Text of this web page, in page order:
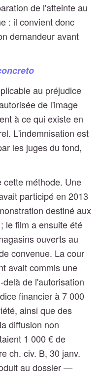
de l'atteinte au
: il convient donc
demandeur avant
au préjudice
de l'image
à ce qui existe en
L'indemnisation est
les juges du fond,
cette méthode. Une
participé en 2013
destiné aux
le film a ensuite été
ouverts au
convenue. La cour
avait commis une
de l'autorisation
financier à 7 000
ainsi que des
diffusion non
1 000 € de
ch. civ. B, 30 janv.
au dossier —